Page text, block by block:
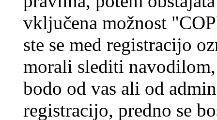
vključena možnost
ste se med registracijo
morali slediti
bodo od vas ali od
registracijo, predno se